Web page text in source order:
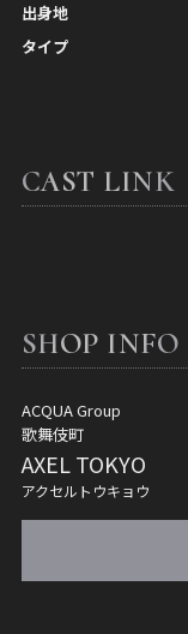
出身地
タイプ
CAST LINK
SHOP INFO
ACQUA Group
歌舞伎町
AXEL TOKYO
アクセルトウキョウ